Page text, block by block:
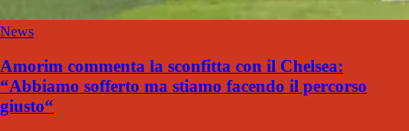
News
Amorim commenta la sconfitta con il Chelsea:
“Abbiamo sofferto ma stiamo facendo il percorso
giusto“